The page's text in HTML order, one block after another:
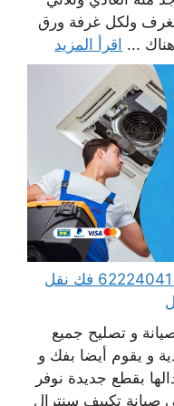
ولكل غرفة ورق
... اقرأ المزيد
فني تكييف مركزي هندي الكويت 62224041 فك نقل
و تصليح جميع
و يقوم أيضا بفك و
بقطع جديدة نوفر
صيانة تكييف سنترال